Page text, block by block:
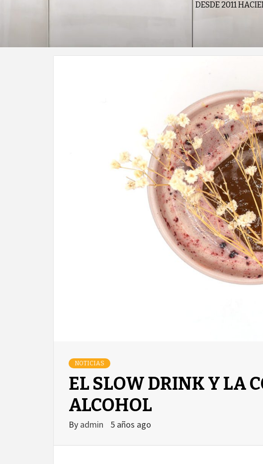
DESDE 2011
NOTICIAS
EL SLOW DRINK Y LA
ALCOHOL
By admin 5 años ago